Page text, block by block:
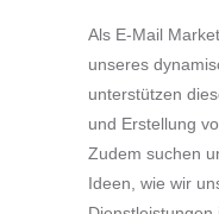
Als E-Mail
unseres
unterstützen
und Erstellung
Zudem suchen
Ideen, wie wir